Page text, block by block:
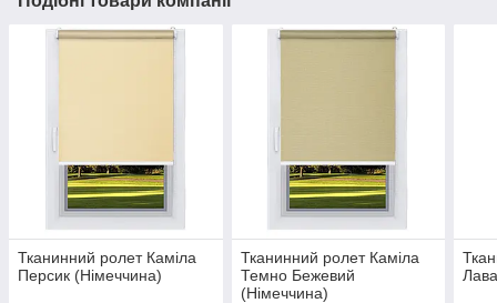
Тканинний ролет Каміла
Персик (Німеччина)
Тканинний ролет Каміла
Темно Бежевий
(Німеччина)